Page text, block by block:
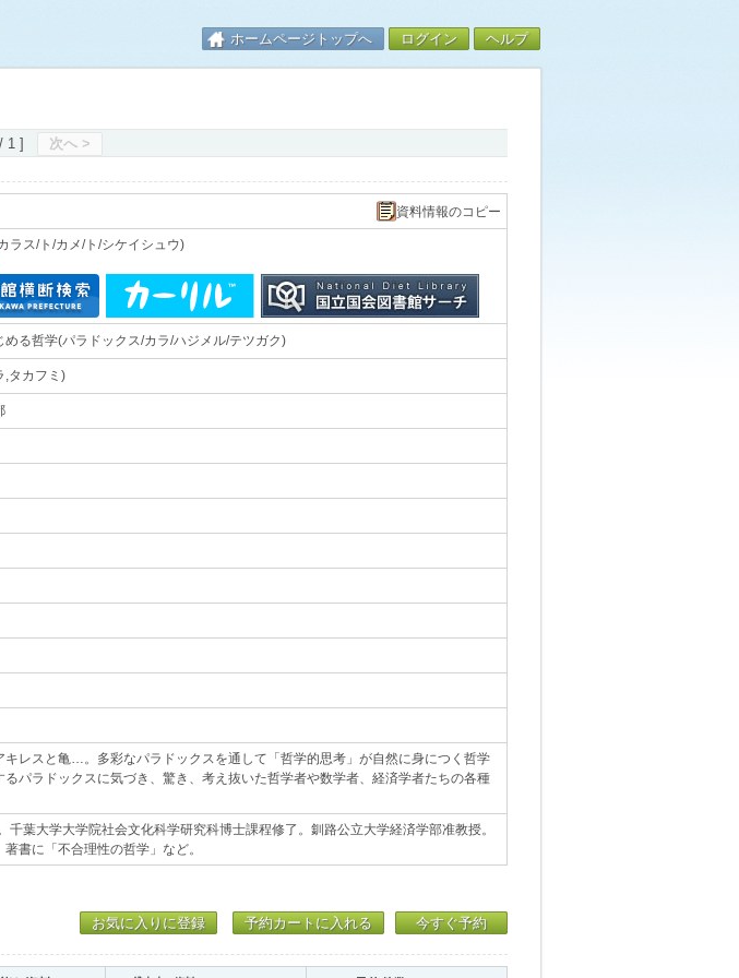
ホームページトップへ ログイン ヘルプ
1 ] 次へ >
資料情報のコピー
ラス/ト/カメ/ト/シケイシュウ)
る哲学(パラドックス/カラ/ハジメル/テツガク)
,タカフミ)
キレスと亀…。多彩なパラドックスを通して「哲学的思考」が自然に身につく哲学
るパラドックスに気づき、驚き、考え抜いた哲学者や数学者、経済学者たちの各種
千葉大学大学院社会文化科学研究科博士課程修了。釧路公立大学経済学部准教授。
書に「不合理性の哲学」など。
お気に入りに登録 予約カートに入れる 今すぐ予約